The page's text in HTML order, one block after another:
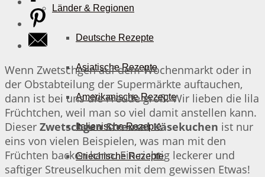
Länder & Regionen
Deutsche Rezepte
Asiatische Rezepte
Amerikanische Rezepte
Italienische Rezepte
Griechische Rezepte
Wenn Zwetschgen auf dem Wochenmarkt oder in
der Obstabteilung der Supermärkte auftauchen,
dann ist bei uns die Freude groß! Wir lieben die lila
Früchtchen, weil man so viel damit anstellen kann.
Dieser Zwetschgen Streusel Käsekuchen ist nur
eins von vielen Beispielen, was man mit den
Früchten backen kann. Ein richtig leckerer und
saftiger Streuselkuchen mit dem gewissen Etwas!